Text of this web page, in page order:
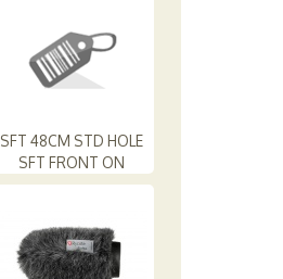
SFT 48CM STD HOLE
SFT FRONT ON